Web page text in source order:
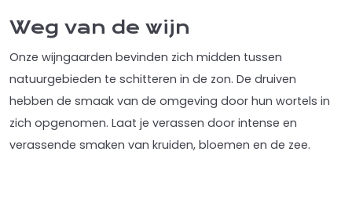
Weg van de wijn
Onze wijngaarden bevinden zich midden tussen
natuurgebieden te schitteren in de zon. De druiven
hebben de smaak van de omgeving door hun wortels in
zich opgenomen. Laat je verassen door intense en
verassende smaken van kruiden, bloemen en de zee.